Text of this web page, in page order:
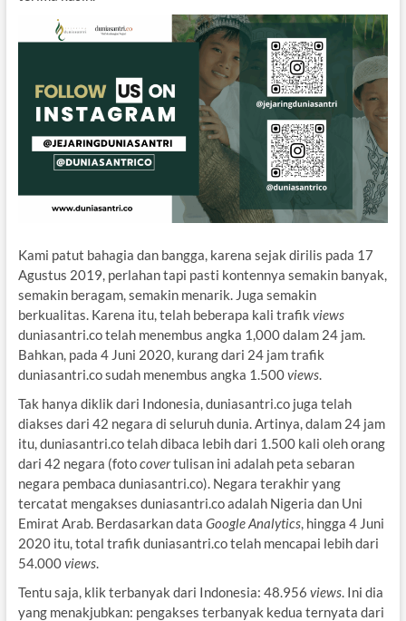
Kami patut bahagia dan bangga, karena sejak dirilis pada 17
Agustus 2019, perlahan tapi pasti kontennya semakin banyak,
semakin beragam, semakin menarik. Juga semakin
berkualitas. Karena itu, telah beberapa kali trafik views
duniasantri.co telah menembus angka 1,000 dalam 24 jam.
Bahkan, pada 4 Juni 2020, kurang dari 24 jam trafik
duniasantri.co sudah menembus angka 1.500views.
Tak hanya diklik dari Indonesia, duniasantri.co juga telah
diakses dari 42 negara di seluruh dunia. Artinya, dalam 24 jam
itu, duniasantri.co telah dibaca lebih dari 1.500 kali oleh orang
dari 42 negara (fotocovertulisan ini adalah peta sebaran
negara pembaca duniasantri.co). Negara terakhir yang
tercatat mengakses duniasantri.co adalah Nigeria dan Uni
Emirat Arab. Berdasarkan data Google Analytics, hingga 4 Juni
2020 itu, total trafik duniasantri.co telah mencapai lebih dari
54.000views.
Tentu saja, klik terbanyak dari Indonesia: 48.956 views. Ini dia
yang menakjubkan: pengakses terbanyak kedua ternyata dari